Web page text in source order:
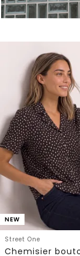
NEW
Street One